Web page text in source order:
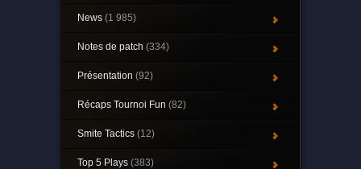
News (1 985)
Notes de patch (334)
Présentation (92)
Récaps Tournoi Fun (82)
Smite Tactics (12)
Top 5 Plays (383)